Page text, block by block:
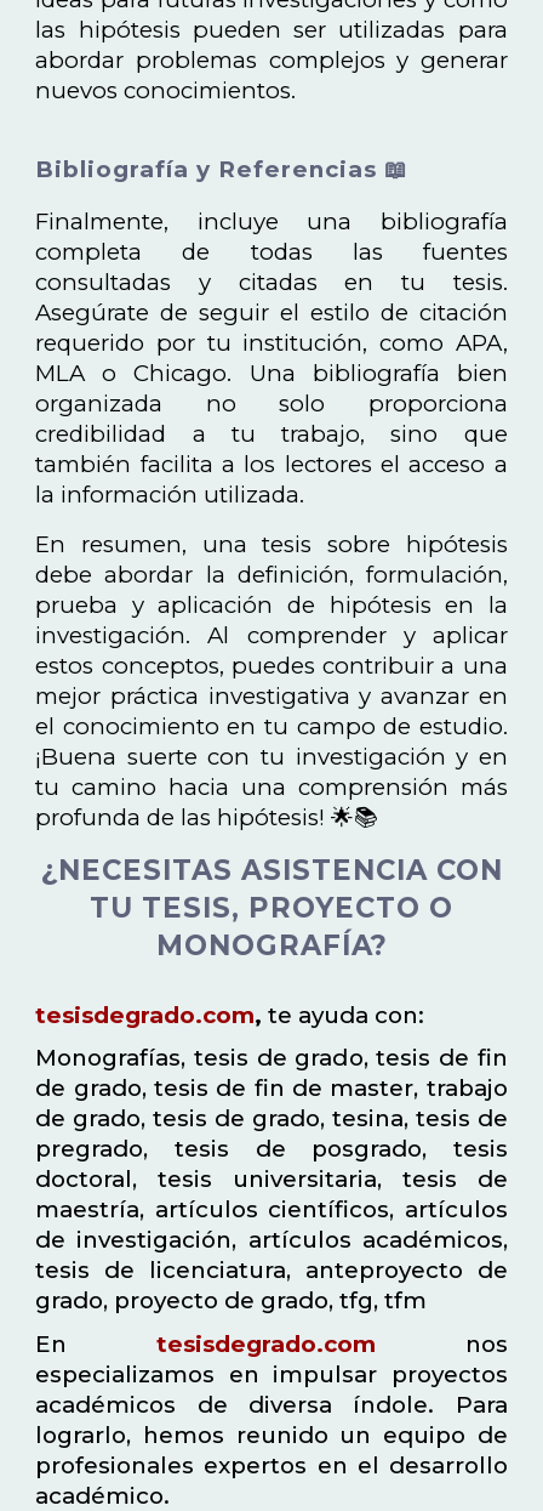
las hipótesis pueden ser utilizadas para
abordar problemas complejos y generar
nuevos conocimientos.
Bibliografía y Referencias 📖
Finalmente, incluye una bibliografía
completa de todas las fuentes
consultadas y citadas en tu tesis.
Asegúrate de seguir el estilo de citación
requerido por tu institución, como APA,
MLA o Chicago. Una bibliografía bien
organizada no solo proporciona
credibilidad a tu trabajo, sino que
también facilita a los lectores el acceso a
la información utilizada.
En resumen, una tesis sobre hipótesis
debe abordar la definición, formulación,
prueba y aplicación de hipótesis en la
investigación. Al comprender y aplicar
estos conceptos, puedes contribuir a una
mejor práctica investigativa y avanzar en
el conocimiento en tu campo de estudio.
¡Buena suerte con tu investigación y en
tu camino hacia una comprensión más
profunda de las hipótesis! 🌟📚
¿NECESITAS ASISTENCIA CON
TU TESIS, PROYECTO O
MONOGRAFÍA?
tesisdegrado.com, te ayuda con:
Monografías, tesis de grado, tesis de fin
de grado, tesis de fin de master, trabajo
de grado, tesis de grado, tesina, tesis de
pregrado, tesis de posgrado, tesis
doctoral, tesis universitaria, tesis de
maestría, artículos científicos, artículos
de investigación, artículos académicos,
tesis de licenciatura, anteproyecto de
grado, proyecto de grado, tfg, tfm
En tesisdegrado.com nos
especializamos en impulsar proyectos
académicos de diversa índole. Para
lograrlo, hemos reunido un equipo de
profesionales expertos en el desarrollo
académico.